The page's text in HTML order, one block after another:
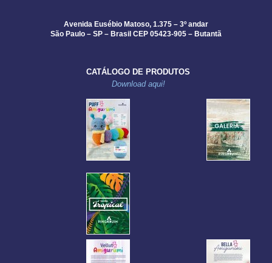
Avenida Eusébio Matoso, 1.375 – 3º andar
São Paulo – SP – Brasil CEP 05423-905 – Butantã
CATÁLOGO DE PRODUTOS
Download aqui!